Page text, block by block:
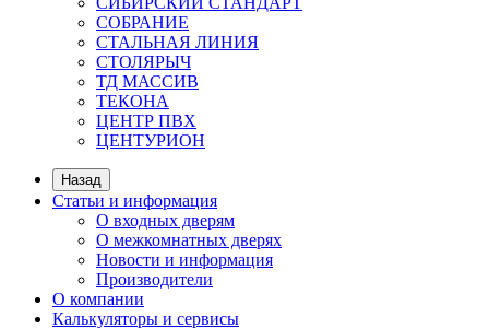
СОБРАНИЕ
СТАЛЬНАЯ ЛИНИЯ
СТОЛЯРЫЧ
ТД МАССИВ
ТЕКОНА
ЦЕНТР ПВХ
ЦЕНТУРИОН
Назад
Статьи и информация
О входных дверям
О межкомнатных дверях
Новости и информация
Производители
О компании
Калькуляторы и сервисы